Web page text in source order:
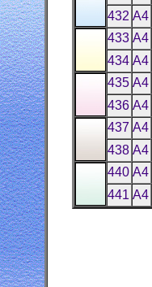
432 A4
433 A4
434 A4
435 A4
436 A4
437 A4
438 A4
440 A4
441 A4